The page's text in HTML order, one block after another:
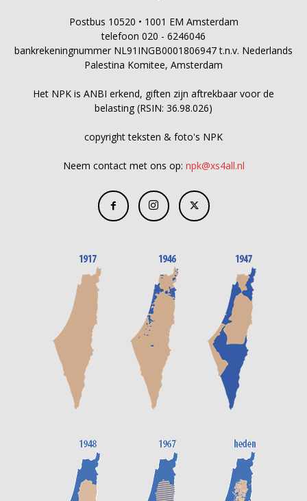
Postbus 10520 • 1001 EM Amsterdam
telefoon 020 - 6246046
bankrekeningnummer NL91INGB0001806947 t.n.v. Nederlands
Palestina Komitee, Amsterdam
Het NPK is ANBI erkend, giften zijn aftrekbaar voor de
belasting (RSIN: 36.98.026)
copyright teksten & foto's NPK
Neem contact met ons op: npk@xs4all.nl